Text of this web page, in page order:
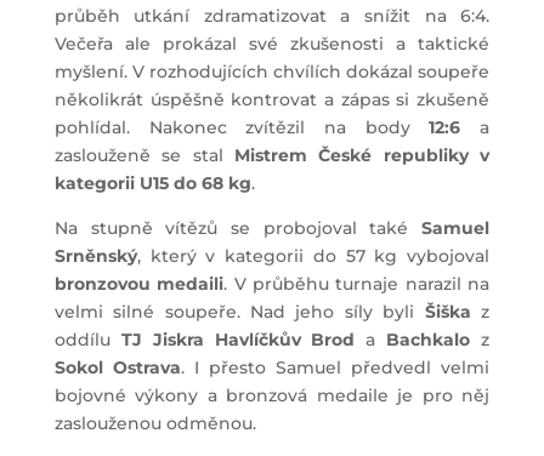
průběh utkání zdramatizovat a snížit na 6:4.
Večeřa ale prokázal své zkušenosti a taktické
myšlení. V rozhodujících chvílích dokázal soupeře
několikrát úspěšně kontrovat a zápas si zkušeně
pohlídal. Nakonec zvítězil na body12:6 a
zaslouženě se stal Mistrem České republiky v
kategorii U15 do 68 kg.
Na stupně vítězů se probojoval takéSamuel
Srněnský, který v kategorii do 57 kg vybojoval
bronzovou medaili. V průběhu turnaje narazil na
velmi silné soupeře. Nad jeho síly byli Šiška z
oddílu TJ Jiskra Havlíčkův Brod a Bachkalo z
Sokol Ostrava. I přesto Samuel předvedl velmi
bojovné výkony a bronzová medaile je pro něj
zaslouženou odměnou.